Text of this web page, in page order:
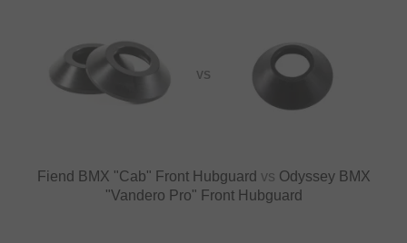
VS
Fiend BMX "Cab" Front Hubguard vs Odyssey BMX
"Vandero Pro" Front Hubguard